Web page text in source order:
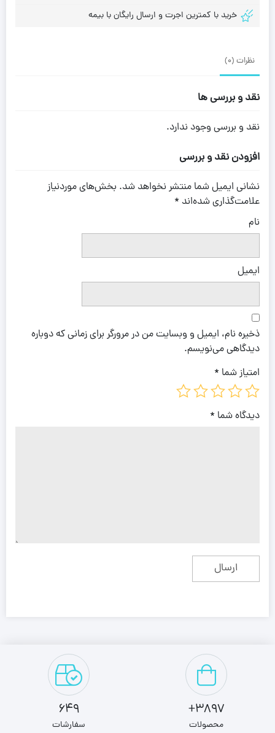
خرید با کمترین اجرت و ارسال رایگان با بیمه
نظرات (0)
نقد و بررسی ها
نقد و بررسی وجود ندارد.
افزودن نقد و بررسی
نشانی ایمیل شما منتشر نخواهد شد. بخش‌های موردنیاز
علامت‌گذاری شده‌اند *
نام
ایمیل
ذخیره نام، ایمیل و وبسایت من در مرورگر برای زمانی که دوباره
دیدگاهی می‌نویسم.
امتیاز شما *
دیدگاه شما *
3897+
محصولات
649
سفارشات